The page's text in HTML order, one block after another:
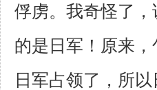
俘虏。我奇怪了
的是日军！原来
日军占领了，所